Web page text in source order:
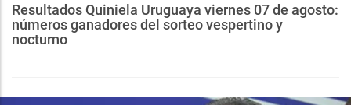
Resultados Quiniela Uruguaya viernes 07 de agosto:
números ganadores del sorteo vespertino y
nocturno